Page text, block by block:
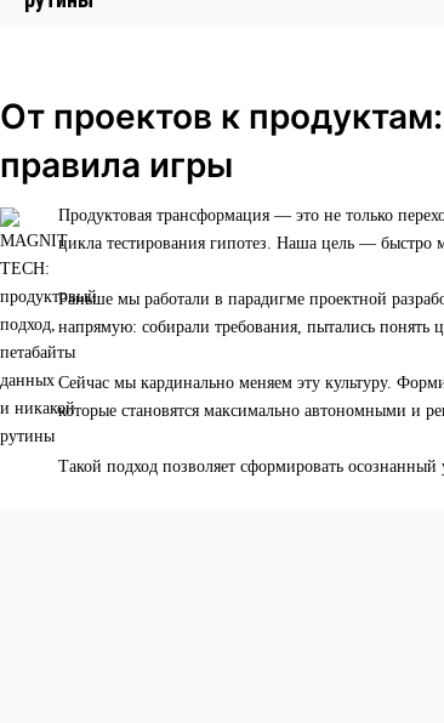
От проектов к
правила игры
Продуктовая трансформация — это не только
цикла тестирования гипотез. Наша цель — быстро
Раньше мы работали в парадигме проектной
напрямую: собирали требования, пытались понять
Сейчас мы кардинально меняем эту культуру.
которые становятся максимально автономными и
Такой подход позволяет сформировать осознанный